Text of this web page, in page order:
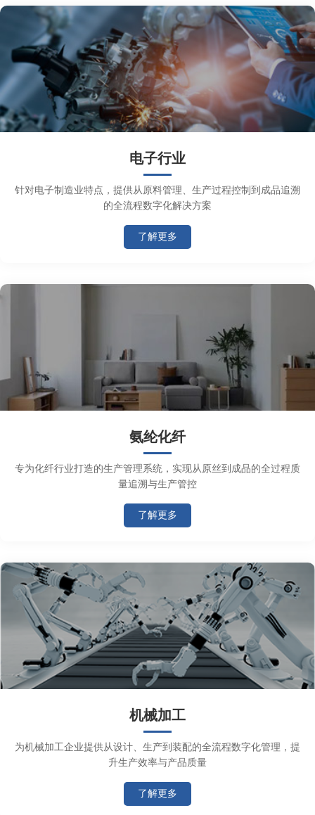
电子行业
针对电子制造业特点，提供从原料管理、生产过程控制到成品追溯
的全流程数字化解决方案
了解更多
氨纶化纤
专为化纤行业打造的生产管理系统，实现从原丝到成品的全过程质
量追溯与生产管控
了解更多
机械加工
为机械加工企业提供从设计、生产到装配的全流程数字化管理，提
升生产效率与产品质量
了解更多